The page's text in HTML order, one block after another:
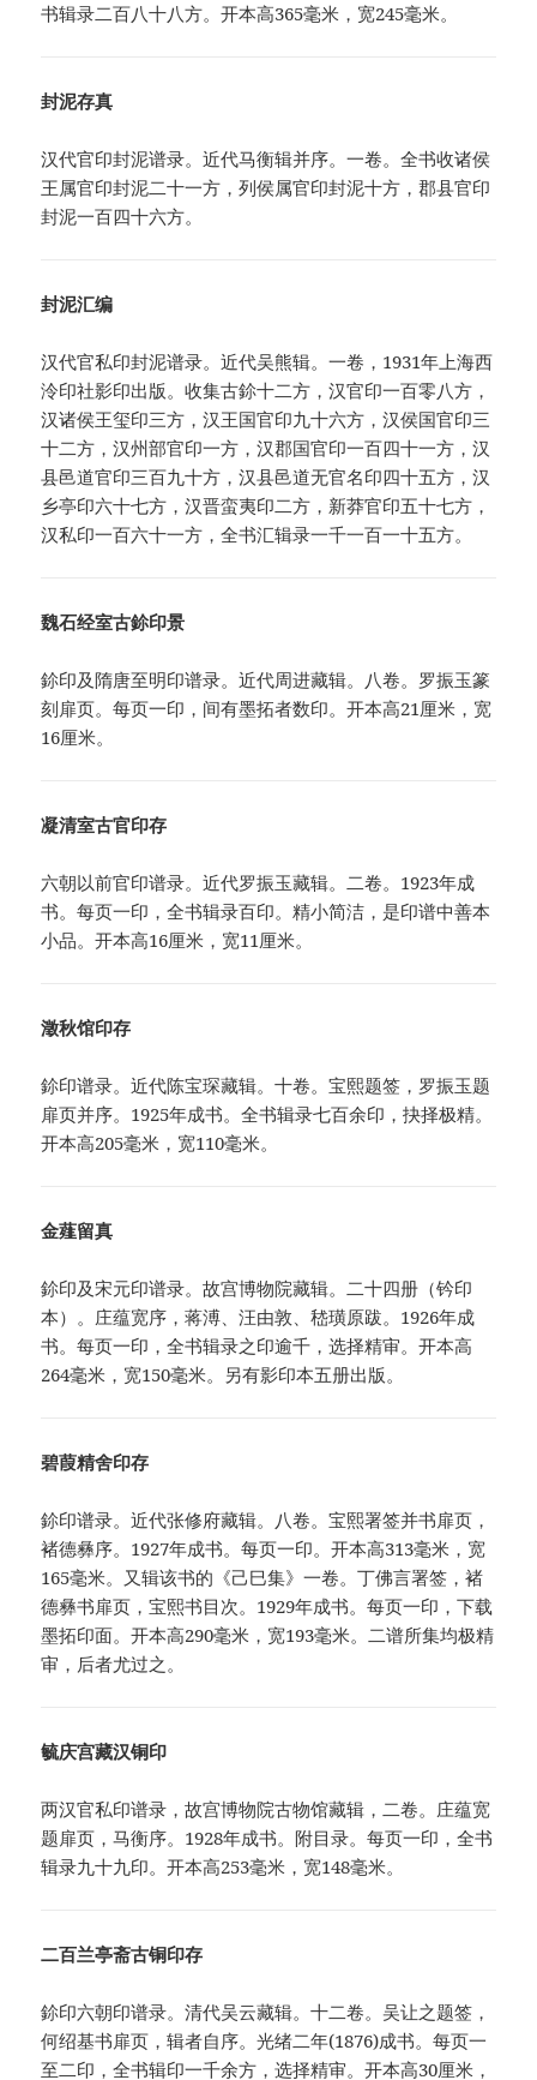
书辑录二百八十八方。开本高365毫米，宽245毫米。
封泥存真
汉代官印封泥谱录。近代马衡辑并序。一卷。全书收诸侯
王属官印封泥二十一方，列侯属官印封泥十方，郡县官印
封泥一百四十六方。
封泥汇编
汉代官私印封泥谱录。近代吴熊辑。一卷，1931年上海西
泠印社影印出版。收集古鉩十二方，汉官印一百零八方，
汉诸侯王玺印三方，汉王国官印九十六方，汉侯国官印三
十二方，汉州部官印一方，汉郡国官印一百四十一方，汉
县邑道官印三百九十方，汉县邑道无官名印四十五方，汉
乡亭印六十七方，汉晋蛮夷印二方，新莽官印五十七方，
汉私印一百六十一方，全书汇辑录一千一百一十五方。
魏石经室古鉩印景
鉩印及隋唐至明印谱录。近代周进藏辑。八卷。罗振玉篆
刻扉页。每页一印，间有墨拓者数印。开本高21厘米，宽
16厘米。
凝清室古官印存
六朝以前官印谱录。近代罗振玉藏辑。二卷。1923年成
书。每页一印，全书辑录百印。精小简洁，是印谱中善本
小品。开本高16厘米，宽11厘米。
澂秋馆印存
鉩印谱录。近代陈宝琛藏辑。十卷。宝熙题签，罗振玉题
扉页并序。1925年成书。全书辑录七百余印，抉择极精。
开本高205毫米，宽110毫米。
金薤留真
鉩印及宋元印谱录。故宫博物院藏辑。二十四册（钤印
本）。庄蕴宽序，蒋溥、汪由敦、嵇璜原跋。1926年成
书。每页一印，全书辑录之印逾千，选择精审。开本高
264毫米，宽150毫米。另有影印本五册出版。
碧葭精舍印存
鉩印谱录。近代张修府藏辑。八卷。宝熙署签并书扉页，
褚德彝序。1927年成书。每页一印。开本高313毫米，宽
165毫米。又辑该书的《己巳集》一卷。丁佛言署签，褚
德彝书扉页，宝熙书目次。1929年成书。每页一印，下载
墨拓印面。开本高290毫米，宽193毫米。二谱所集均极精
审，后者尤过之。
毓庆宫藏汉铜印
两汉官私印谱录，故宫博物院古物馆藏辑，二卷。庄蕴宽
题扉页，马衡序。1928年成书。附目录。每页一印，全书
辑录九十九印。开本高253毫米，宽148毫米。
二百兰亭斋古铜印存
鉩印六朝印谱录。清代吴云藏辑。十二卷。吴让之题签，
何绍基书扉页，辑者自序。光绪二年(1876)成书。每页一
至二印，全书辑印一千余方，选择精审。开本高30厘米，